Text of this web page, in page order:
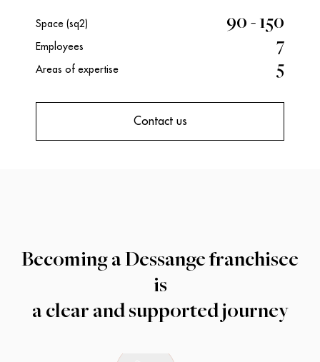
Space (sq2) 90 - 150
Employees 7
Areas of expertise 5
Contact us
Becoming a Dessange franchisee
is
a clear and supported journey